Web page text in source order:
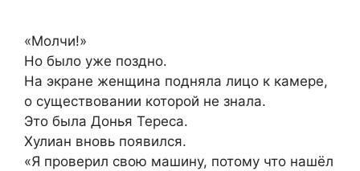
«Молчи!»
Но было уже поздно.
На экране женщина подняла лицо к камере,
о существовании которой не знала.
Это была Донья Тереса.
Хулиан вновь появился.
«Я проверил свою машину, потому что нашёл